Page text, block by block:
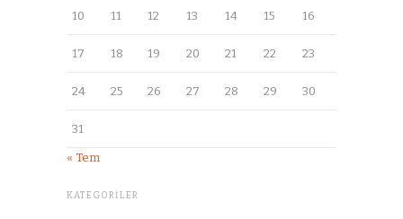
10 11 12 13 14 15 16
17 18 19 20 21 22 23
24 25 26 27 28 29 30
31
« Tem
KATEGORILER